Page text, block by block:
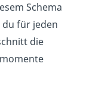
Schema
für jeden
die